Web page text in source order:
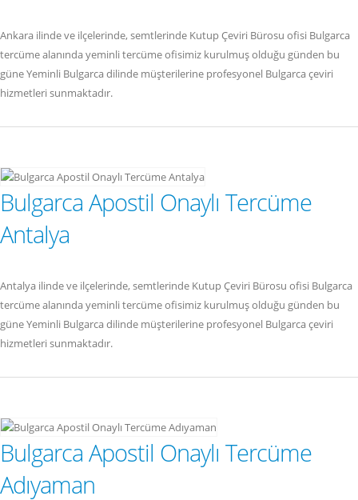
Ankara ilinde ve ilçelerinde, semtlerinde Kutup Çeviri Bürosu ofisi Bulgarca
tercüme alanında yeminli tercüme ofisimiz kurulmuş olduğu günden bu
güne Yeminli Bulgarca dilinde müşterilerine profesyonel Bulgarca çeviri
hizmetleri sunmaktadır.
Bulgarca Apostil Onaylı Tercüme
Antalya
Antalya ilinde ve ilçelerinde, semtlerinde Kutup Çeviri Bürosu ofisi Bulgarca
tercüme alanında yeminli tercüme ofisimiz kurulmuş olduğu günden bu
güne Yeminli Bulgarca dilinde müşterilerine profesyonel Bulgarca çeviri
hizmetleri sunmaktadır.
Bulgarca Apostil Onaylı Tercüme
Adıyaman